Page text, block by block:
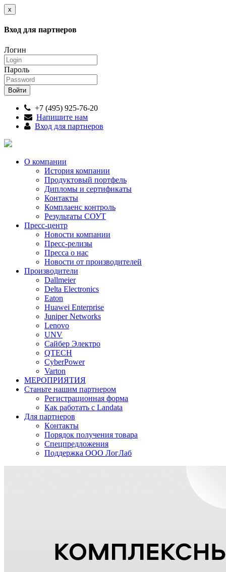
x
Вход для партнеров
Логин
Пароль
+7 (495) 925-76-20
Напишите нам
Вход для партнеров
О компании
История компании
Продуктовый портфель
Дипломы и сертификаты
Контакты
Комплаенс контроль
Результаты СОУТ
Пресс-центр
Новости компании
Пресс-релизы
Пресса о нас
Новости от производителей
Производители
Dallmeier
Delta Electronics
Eaton
Huawei Enterprise
Juniper Networks
Lenovo
UNV
Сайбер Электро
QTECH
CyberPower
Varton
МЕРОПРИЯТИЯ
Станьте нашим партнером
Регистрационная форма
Как работать с Landata
Для партнеров
Кoнтaкты
Порядок получения товара
Спецпредложения
Поддержка ООО ЛогЛаб